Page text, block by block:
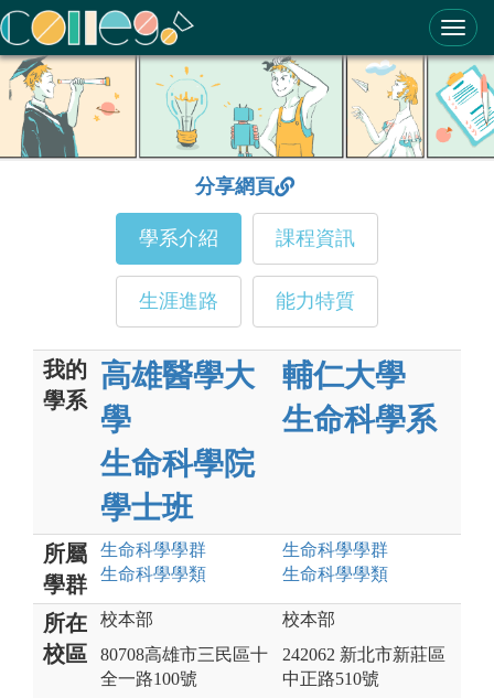
ColleGo! 大學選才與高中育才輔助系統
分享網頁
學系介紹 課程資訊
生涯進路 能力特質
我的
學系
高雄醫學大
學
生命科學院
學士班
輔仁大學
生命科學系
所屬
學群
生命科學學群
生命科學學類
生命科學學群
生命科學學類
所在
校區
校本部
80708高雄市三民區十
全一路100號
校本部
242062 新北市新莊區
中正路510號